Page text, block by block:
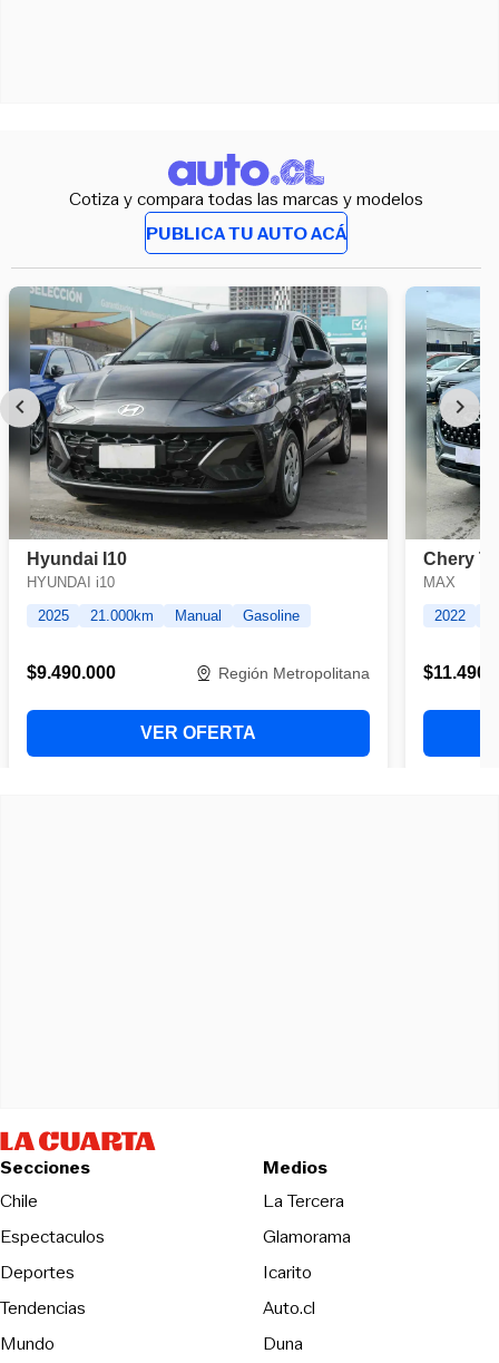
Cotiza y compara todas las marcas y modelos
PUBLICA TU AUTO ACÁ
Secciones
Chile
Espectaculos
Deportes
Tendencias
Mundo
Medios
La TerceraOpens in new
Glamorama
Icarito
Auto.cl
DunaOpens in new window